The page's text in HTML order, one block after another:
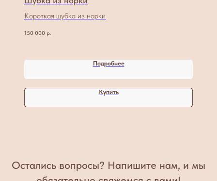
Короткая шубка из норки
150 000 р.
Подробнее
Купить
Остались вопросы? Напишите нам, и мы